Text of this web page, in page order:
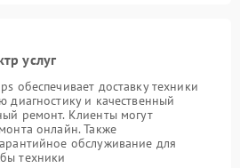
услуг
обеспечивает доставку техники
диагностику и качественный
ремонт. Клиенты могут
онлайн. Также
обслуживание для
техники